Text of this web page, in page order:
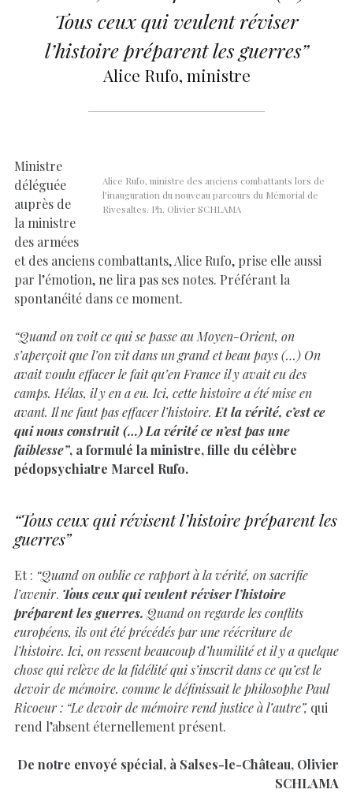
Tous ceux qui veulent réviser
l’histoire préparent les guerres”
Alice Rufo, ministre
Alice Rufo, ministre des anciens combattants lors de
l’inauguration du nouveau parcours du Mémorial de
Rivesaltes. Ph. Olivier SCHLAMA
Ministre
déléguée
auprès de
la ministre
des armées
et des anciens combattants, Alice Rufo, prise elle aussi
par l’émotion, ne lira pas ses notes. Préférant la
spontanéité dans ce moment.
“Quand on voit ce qui se passe au Moyen-Orient, on
s’aperçoit que l’on vit dans un grand et beau pays (…) On
avait voulu effacer le fait qu’en France il y avait eu des
camps. Hélas, il y en a eu. Ici, cette histoire a été mise en
avant. Il ne faut pas effacer l’histoire. Et la vérité, c’est ce
qui nous construit (…) La vérité ce n’est pas une
faiblesse”, a formulé la ministre, fille du célèbre
pédopsychiatre Marcel Rufo.
“Tous ceux qui révisent l’histoire préparent les
guerres”
Et : “Quand on oublie ce rapport à la vérité, on sacrifie
l’avenir. Tous ceux qui veulent réviser l’histoire
préparent les guerres. Quand on regarde les conflits
européens, ils ont été précédés par une réécriture de
l’histoire. Ici, on ressent beaucoup d’humilité et il y a quelque
chose qui relève de la fidélité qui s’inscrit dans ce qu’est le
devoir de mémoire. comme le définissait le philosophe Paul
Ricoeur : “Le devoir de mémoire rend justice à l’autre”, qui
rend l’absent éternellement présent.
De notre envoyé spécial, à Salses-le-Château, Olivier
SCHLAMA